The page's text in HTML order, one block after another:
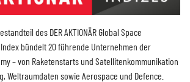
des DER AKTIONÄR Global Space
bündelt 20 führende Unternehmen der
– von Raketenstarts und Satellitenkommunikation
Weltraumdaten sowie Aerospace und Defence.